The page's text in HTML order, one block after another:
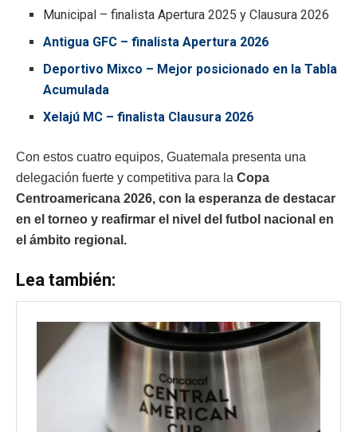
Municipal – finalista Apertura 2025 y Clausura 2026
Antigua GFC – finalista Apertura 2026
Deportivo Mixco – Mejor posicionado en la Tabla
Acumulada
Xelajú MC – finalista Clausura 2026
Con estos cuatro equipos, Guatemala presenta una
delegación fuerte y competitiva para la Copa
Centroamericana 2026, con la esperanza de destacar
en el torneo y reafirmar el nivel del futbol nacional en
el ámbito regional.
Lea también: